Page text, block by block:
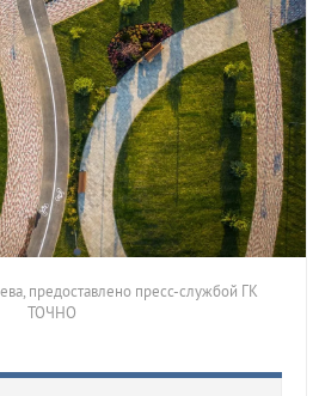
предоставлено пресс-службой ГК
ТОЧНО